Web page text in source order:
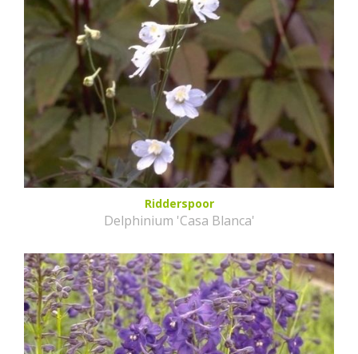
Ridderspoor
Delphinium 'Casa Blanca'